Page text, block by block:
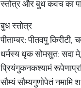
स्तोत्र और बुध कवच का
बुध स्तोत्र
पीताम्बर: पीतवपु किरीटी,
धर्मस्य धृक सोमसुत: सदा
प्रियंगुकनकश्यामं
सौम्यं सौम्यगुणोपेतं नमामि